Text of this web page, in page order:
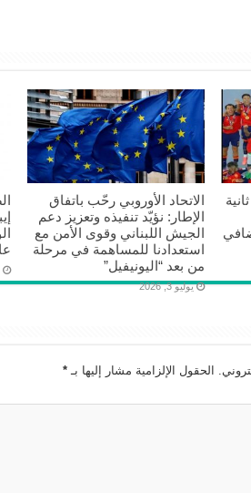
نجمة ثانية
الاتحاد الأوروبي رحّب باتفاق
الإطار: نؤيّد تنفيذه وتعزيز دعم
الجيش اللبناني وقوى الأمن مع
استعدادنا للمساهمة في مرحلة
من بعد “اليونيفيل”
يوليو 3, 2026
الحقول الإلزامية مشار إليها بـ*